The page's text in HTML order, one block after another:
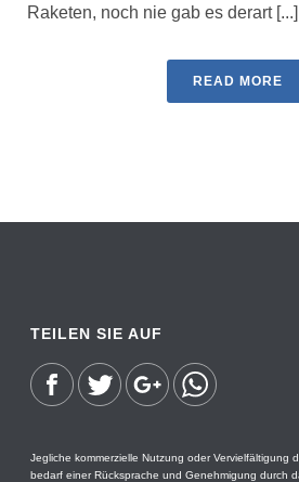
Raketen, noch nie gab es derart [...]
READ MORE
TEILEN SIE AUF
Jegliche kommerzielle Nutzung oder Vervielfältigung
bedarf einer Rücksprache und Genehmigung durch